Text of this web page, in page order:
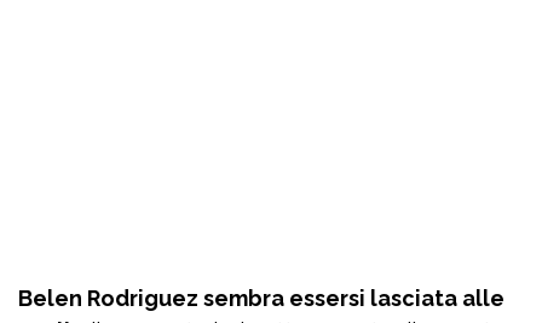
Belen Rodriguez sembra essersi lasciata alle